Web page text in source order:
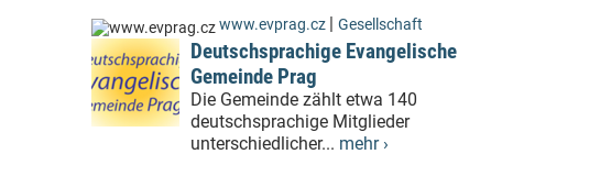
www.evprag.cz | Gesellschaft
Deutschsprachige Evangelische
Gemeinde Prag
Die Gemeinde zählt etwa 140
deutschsprachige Mitglieder
unterschiedlicher... mehr ›